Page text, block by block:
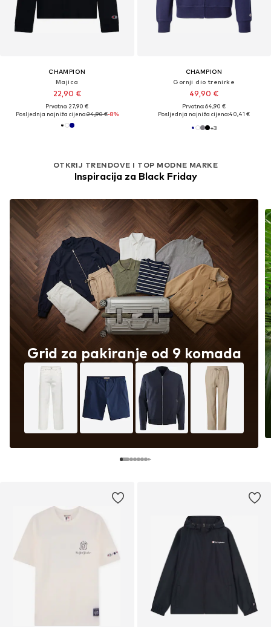
CHAMPION
Majica
22,90 €
Prvotno: 27,90 €
Posljednja najniža cijena:24,90 €-8%
CHAMPION
Gornji dio trenirke
49,90 €
Prvotno: 64,90 €
Posljednja najniža cijena:40,41 €
+3
OTKRIJ TRENDOVE I TOP MODNE MARKE
Inspiracija za Black Friday
Grid za pakiranje od 9 komada